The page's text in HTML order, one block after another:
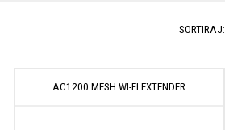
SORTIRAJ:
AC1200 MESH WI-FI EXTENDER